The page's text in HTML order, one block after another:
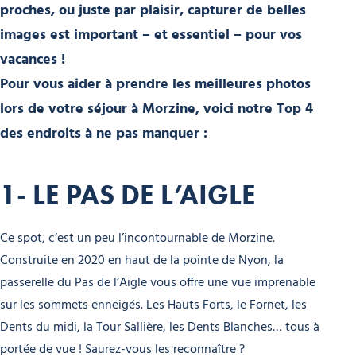
proches, ou juste par plaisir, capturer de belles
images est important – et essentiel – pour vos
vacances !
Pour vous aider à prendre les meilleures photos
lors de votre séjour à Morzine, voici notre Top 4
des endroits à ne pas manquer :
1- LE PAS DE L’AIGLE
Ce spot, c’est un peu l’incontournable de Morzine.
Construite en 2020 en haut de la pointe de Nyon, la
passerelle du Pas de l’Aigle vous offre une vue imprenable
sur les sommets enneigés. Les Hauts Forts, le Fornet, les
Dents du midi, la Tour Sallière, les Dents Blanches… tous à
portée de vue ! Saurez-vous les reconnaître ?